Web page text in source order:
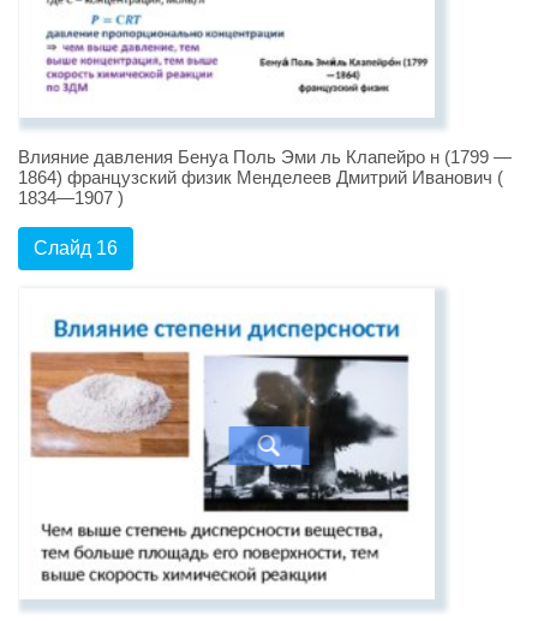
Влияние давления Бенуа Поль Эми ль Клапейро н (1799 —
1864) французский физик Менделеев Дмитрий Иванович (
1834—1907 )
Слайд 16